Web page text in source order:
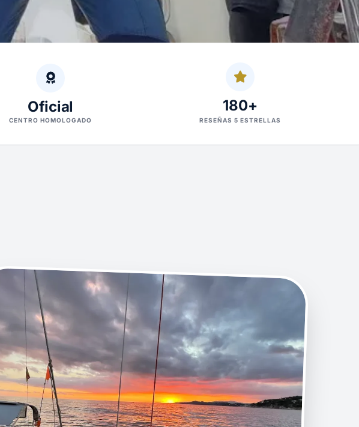
Oficial
CENTRO HOMOLOGADO
180+
RESEÑAS 5 ESTRELLAS